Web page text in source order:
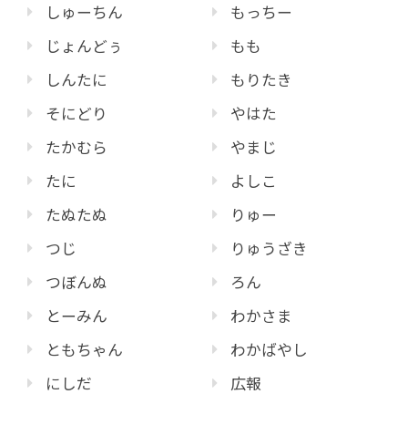
しゅーちん
じょんどぅ
しんたに
そにどり
たかむら
たに
たぬたぬ
つじ
つぼんぬ
とーみん
ともちゃん
にしだ
もっちー
もも
もりたき
やはた
やまじ
よしこ
りゅー
りゅうざき
ろん
わかさま
わかばやし
広報